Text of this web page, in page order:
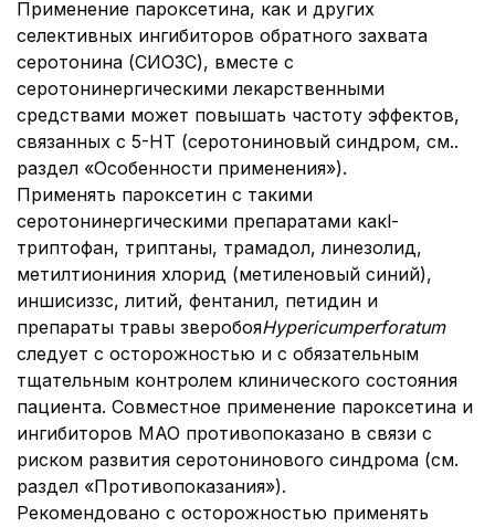
Применение пароксетина, как и других
селективных ингибиторов обратного захвата
серотонина (СИОЗС), вместе с
серотонинергическими лекарственными
средствами может повышать частоту эффектов,
связанных с 5-HT (серотониновый синдром, см..
раздел «Особенности применения»).
Применять пароксетин с такими
серотонинергическими препаратами какl-
триптофан, триптаны, трамадол, линезолид,
метилтиониния хлорид (метиленовый синий),
иншисиззс, литий, фентанил, петидин и
препараты травы зверобояHypericumperforatum
следует с осторожностью и с обязательным
тщательным контролем клинического состояния
пациента. Совместное применение пароксетина и
ингибиторов МАО противопоказано в связи с
риском развития серотонинового синдрома (см.
раздел «Противопоказания»).
Рекомендовано с осторожностью применять